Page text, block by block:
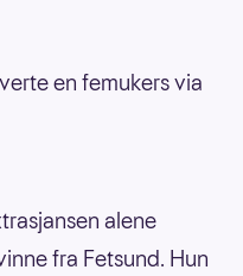
en femukers via
alene
fra Fetsund. Hun